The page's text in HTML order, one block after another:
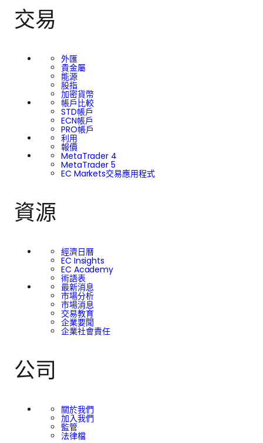
交易
外匯
貴金屬
能源
股指
加密貨幣
帳戶比較
STD帳戶
ECN帳戶
PRO帳戶
利用
報價
MetaTrader 4
MetaTrader 5
EC Markets交易應用程式
資源
經濟日曆
EC Insights
EC Academy
術語表
最新消息
市場分析
市場消息
交易教育
企業要聞
企業社會責任
公司
關於我們
加入我們
監管
法律檔